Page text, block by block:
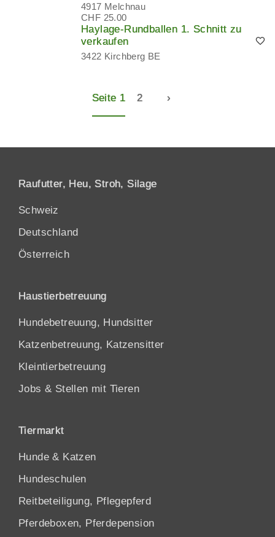
4917 Melchnau
CHF 25.00
Haylage-Rundballen 1. Schnitt zu
verkaufen
3422 Kirchberg BE
Seite 1 2 ›
Raufutter, Heu, Stroh, Silage
Schweiz
Deutschland
Österreich
Haustierbetreuung
Hundebetreuung, Hundsitter
Katzenbetreuung, Katzensitter
Kleintierbetreuung
Jobs & Stellen mit Tieren
Tiermarkt
Hunde & Katzen
Hundeschulen
Reitbeteiligung, Pflegepferd
Pferdeboxen, Pferdepension